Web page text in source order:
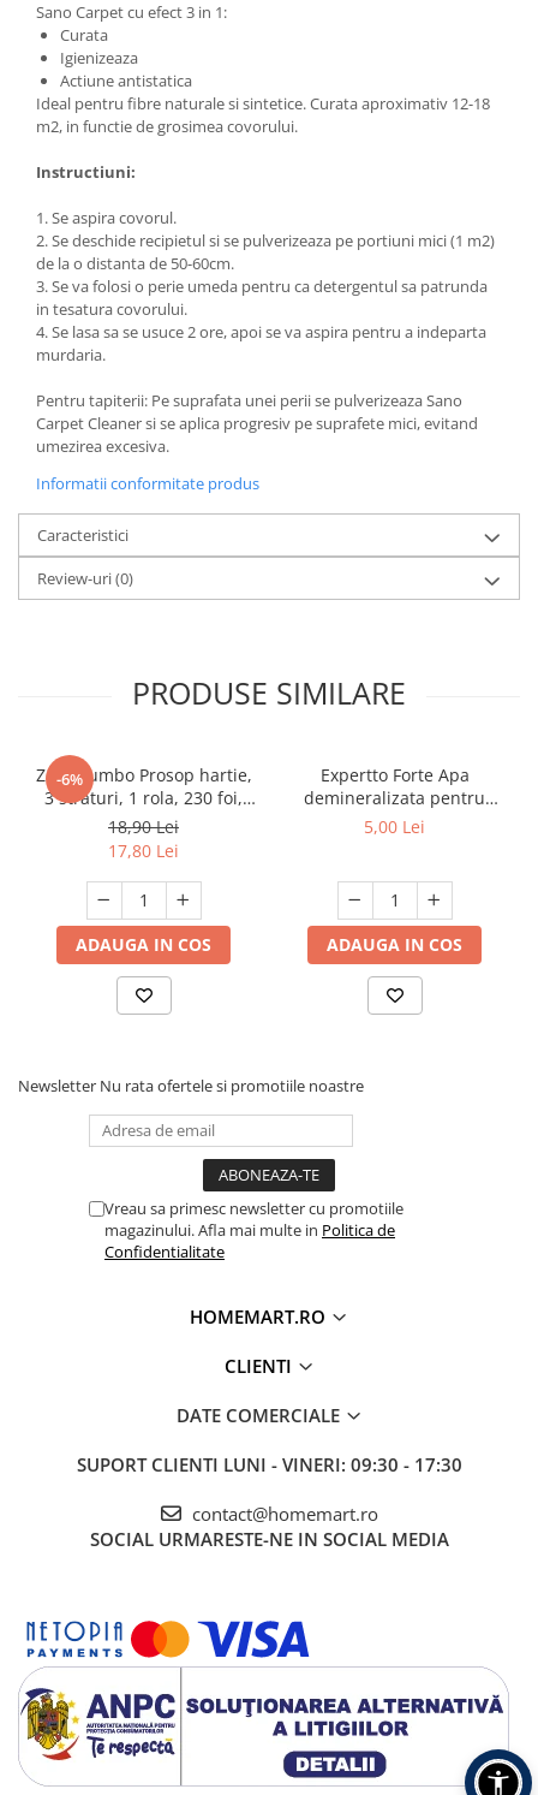
Sano Carpet cu efect 3 in 1:
Curata
Igienizeaza
Actiune antistatica
Ideal pentru fibre naturale si sintetice. Curata aproximativ 12-18
m2, in functie de grosimea covorului.
Instructiuni:
1. Se aspira covorul.
2. Se deschide recipietul si se pulverizeaza pe portiuni mici (1 m2)
de la o distanta de 50-60cm.
3. Se va folosi o perie umeda pentru ca detergentul sa patrunda
in tesatura covorului.
4. Se lasa sa se usuce 2 ore, apoi se va aspira pentru a indeparta
murdaria.
Pentru tapiterii: Pe suprafata unei perii se pulverizeaza Sano
Carpet Cleaner si se aplica progresiv pe suprafete mici, evitand
umezirea excesiva.
Informatii conformitate produs
Caracteristici
Review-uri(0)
PRODUSE SIMILARE
-6%
Zewa Jumbo Prosop hartie,
3 straturi, 1 rola, 230 foi,
Premium Expert
18,90 Lei
17,80 Lei
ADAUGA IN COS
Expertto Forte Apa
demineralizata pentru
fierul de calcat, 1 L, Floral
5,00 Lei
ADAUGA IN COS
Newsletter Nu rata ofertele si promotiile noastre
Vreau sa primesc newsletter cu promotiile
magazinului. Afla mai multe in Politica de
Confidentialitate
HOMEMART.RO
CLIENTI
DATE COMERCIALE
SUPORT CLIENTI LUNI - VINERI: 09:30 - 17:30
contact@homemart.ro
SOCIAL URMARESTE-NE IN SOCIAL MEDIA